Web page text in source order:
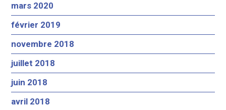
mars 2020
février 2019
novembre 2018
juillet 2018
juin 2018
avril 2018